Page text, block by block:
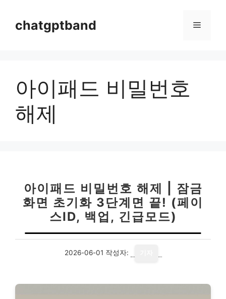
chatgptband 메
아이패드 비밀번호
해제
아이패드 비밀번호 해제 | 잠금
화면 초기화 3단계면 끝! (페이
스ID, 백업, 긴급모드)
2026-06-01 작성자: